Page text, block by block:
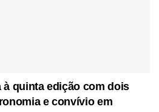
à quinta edição com dois
e convívio em